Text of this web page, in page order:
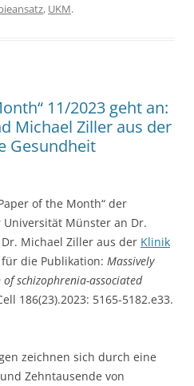
, UKM.
11/2023 geht an:
Michael Ziller aus der
Gesundheit
of the Month“ der
Münster an Dr.
Michael Ziller aus der Klinik
für die Publikation: Massively
schizophrenia-associated
186(23).2023: 5165-5182.e33.
zeichnen sich durch eine
Zehntausende von